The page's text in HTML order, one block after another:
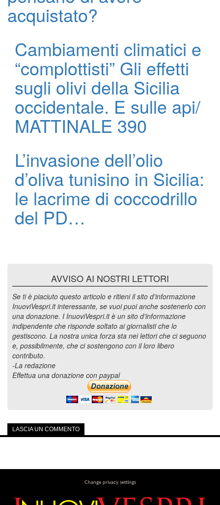
acquistato?
Cambiamenti climatici e
“complottisti” Gli effetti
sugli olivi della Sicilia
occidentale. E sulle api/
MATTINALE 390
L’invasione dell’olio
d’oliva tunisino in Sicilia:
le lacrime di coccodrillo
del PD…
AVVISO AI NOSTRI LETTORI
Se ti è piaciuto questo articolo e ritieni il sito d'informazione
InuoviVespri.it interessante, se vuoi puoi anche sostenerlo con
una donazione. I InuoviVespri.it è un sito d'informazione
indipendente che risponde soltato ai giornalisti che lo
gestiscono. La nostra unica forza sta nei lettori che ci seguono
e, possibilmente, che ci sostengono con il loro libero
contributo.
-La redazione
Effettua una donazione con paypal
LASCIA UN COMMENTO
Change privacy settings